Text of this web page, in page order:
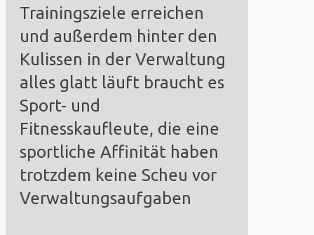
Trainingsziele erreichen
und außerdem hinter den
Kulissen in der Verwaltung
alles glatt läuft braucht es
Sport- und
Fitnesskaufleute, die eine
sportliche Affinität haben
trotzdem keine Scheu vor
Verwaltungsaufgaben